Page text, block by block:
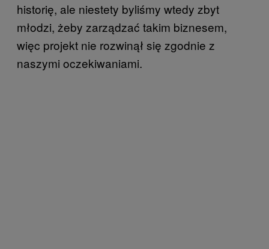
historię, ale niestety byliśmy wtedy zbyt
młodzi, żeby zarządzać takim biznesem,
więc projekt nie rozwinął się zgodnie z
naszymi oczekiwaniami.